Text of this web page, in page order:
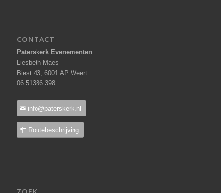
CONTACT
Paterskerk Evenementen
Liesbeth Maes
Biest 43, 6001 AP Weert
06 51386 398
info@paterskerk.nl
Routebeschrijving